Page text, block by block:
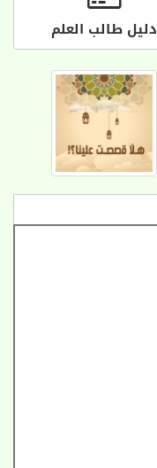
دليل طالب العلم